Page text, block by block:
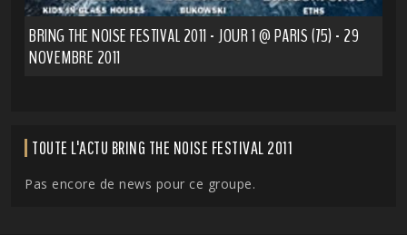
BRING THE NOISE FESTIVAL 2011 - JOUR 1 @ PARIS (75) - 29
NOVEMBRE 2011
TOUTE L'ACTU BRING THE NOISE FESTIVAL 2011
Pas encore de news pour ce groupe.